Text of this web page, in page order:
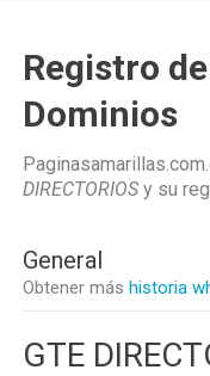
Registro
Dominios
DIRECTORIOS y su
General
Obtener más historia
GTE